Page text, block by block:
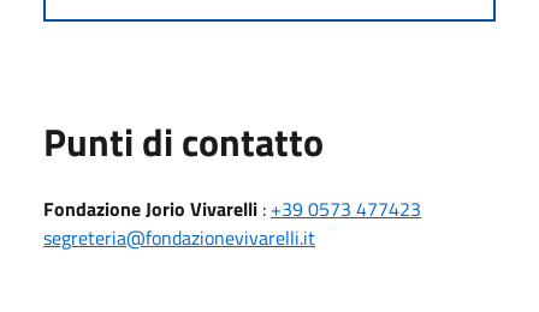
Punti di contatto
Fondazione Jorio Vivarelli : +39 0573 477423
segreteria@fondazionevivarelli.it